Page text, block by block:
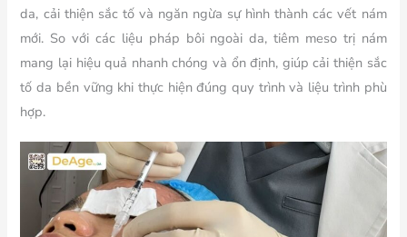
da, cải thiện sắc tố và ngăn ngừa sự hình thành các vết nám
mới. So với các liệu pháp bôi ngoài da, tiêm meso trị nám
mang lại hiệu quả nhanh chóng và ổn định, giúp cải thiện sắc
tố da bền vững khi thực hiện đúng quy trình và liệu trình phù
hợp.